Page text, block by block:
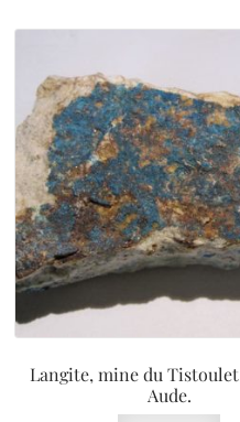
Langite, mine du
Aude.